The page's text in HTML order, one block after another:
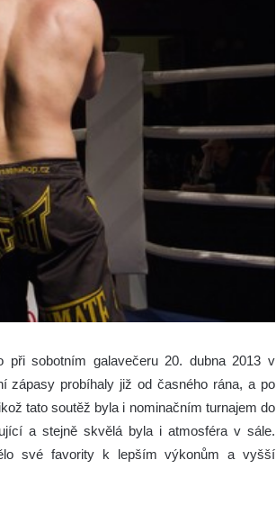
sobotním galavečeru 20. dubna 2013 v
zápasy probíhaly již od časného rána, a po
tato soutěž byla i nominačním turnajem do
a stejně skvělá byla i atmosféra v sále.
své favority k lepším výkonům a vyšší